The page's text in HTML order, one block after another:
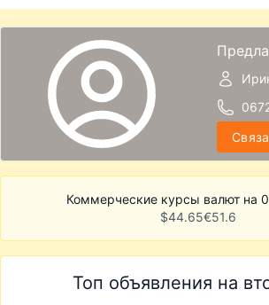
Коммерческие курсы валют на
$44.65€51.6
Топ объявления на